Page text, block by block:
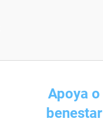
Apoya o
benestar